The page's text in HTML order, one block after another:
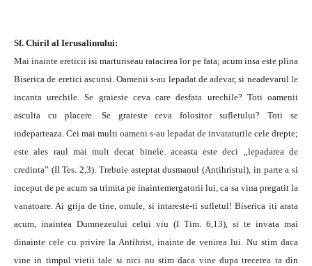
Sf. Chiril al Ierusalimului:
Mai inainte ereticii isi marturiseau ratacirea lor pe fata; acum insa este plina
Biserica de eretici ascunsi. Oamenii s-au lepadat de adevar, si neadevarul le
incanta urechile. Se graieste ceva care desfata urechile? Toti oamenii
asculta cu placere. Se graieste ceva folositor sufletului? Toti se
indeparteaza. Cei mai multi oameni s-au lepadat de invataturile cele drepte;
este ales raul mai mult decat binele. aceasta este deci „lepadarea de
credinta” (II Tes. 2,3). Trebuie asteptat dusmanul (Antihristul), in parte a si
inceput de pe acum sa trimita pe inaintemergatorii lui, ca sa vina pregatit la
vanatoare. Ai grija de tine, omule, si intareste-ti sufletul! Biserica iti arata
acum, inaintea Dumnezeului celui viu (I Tim. 6,13), si te invata mai
dinainte cele cu privire la Antihrist, inainte de venirea lui. Nu stim daca
vine in timpul vietii tale si nici nu stim daca vine dupa trecerea ta din